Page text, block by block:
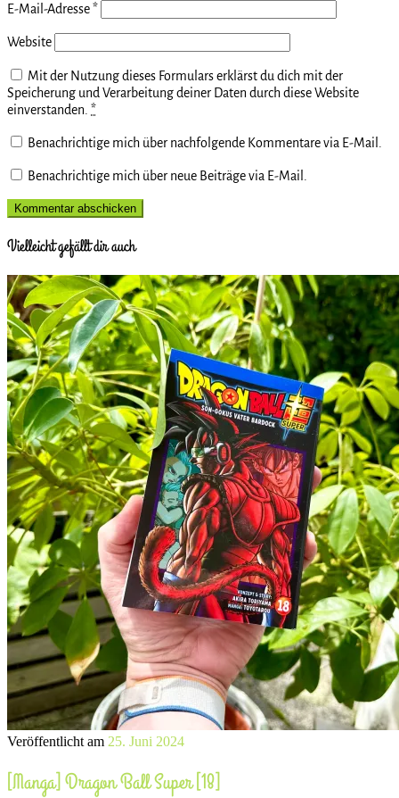
E-Mail-Adresse*
Website
Mit der Nutzung dieses Formulars erklärst du dich mit der
Speicherung und Verarbeitung deiner Daten durch diese Website
einverstanden. *
Benachrichtige mich über nachfolgende Kommentare via E-Mail.
Benachrichtige mich über neue Beiträge via E-Mail.
Vielleicht gefällt dir auch
Veröffentlicht am 25. Juni 2024
[Manga] Dragon Ball Super [18]